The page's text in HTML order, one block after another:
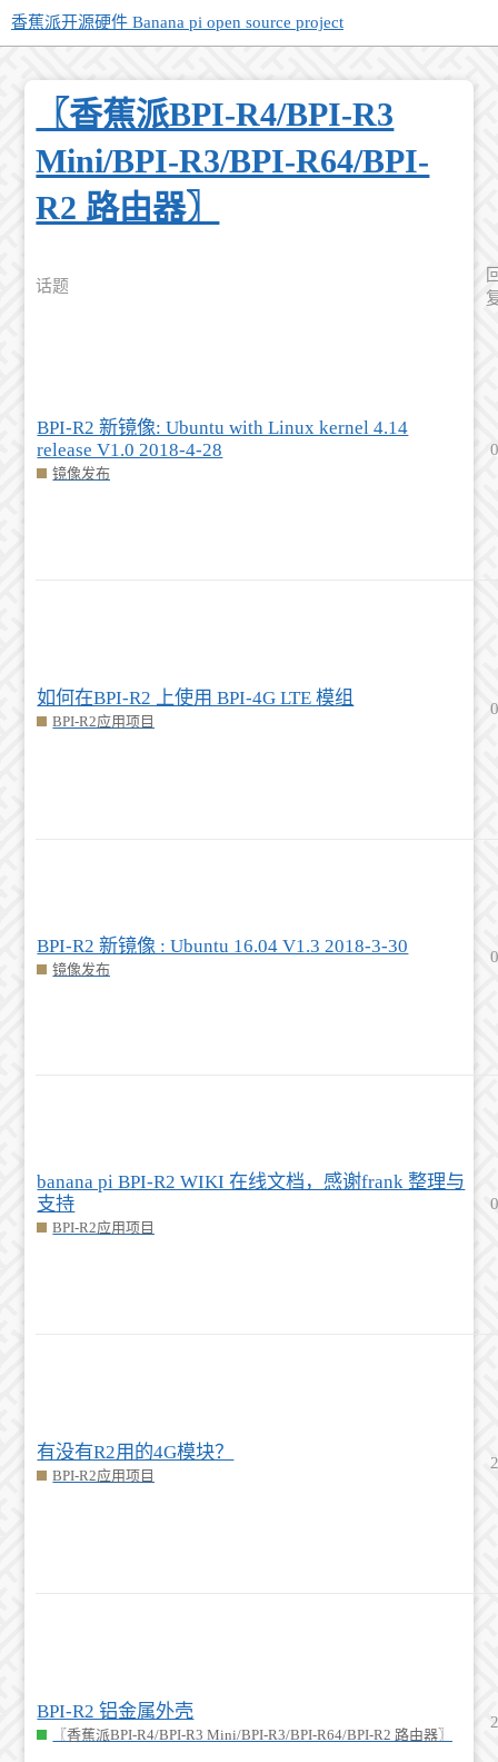
香蕉派开源硬件 Banana pi open source project
〖香蕉派BPI-R4/BPI-R3
Mini/BPI-R3/BPI-R64/BPI-
R2 路由器〗
话题
BPI-R2 新镜像: Ubuntu with Linux kernel 4.14
release V1.0 2018-4-28
镜像发布
0
如何在BPI-R2 上使用 BPI-4G LTE 模组
BPI-R2应用项目
0
BPI-R2 新镜像 : Ubuntu 16.04 V1.3 2018-3-30
镜像发布
0
banana pi BPI-R2 WIKI 在线文档，感谢frank 整理与
支持
BPI-R2应用项目
0
有没有R2用的4G模块？
BPI-R2应用项目
2
BPI-R2 铝金属外壳
〖香蕉派BPI-R4/BPI-R3 Mini/BPI-R3/BPI-R64/BPI-R2 路由器〗
2